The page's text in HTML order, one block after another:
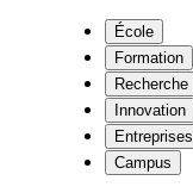
École
Formation
Recherche
Innovation
Entreprises
Campus